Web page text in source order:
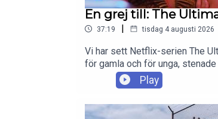
En grej till: The
37:19 | tisdag 4 augusti 2026
Vi har sett Netflix-serien The
för gamla och för unga,
Play